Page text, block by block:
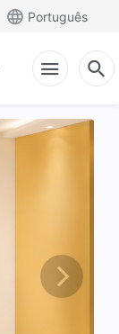
Português